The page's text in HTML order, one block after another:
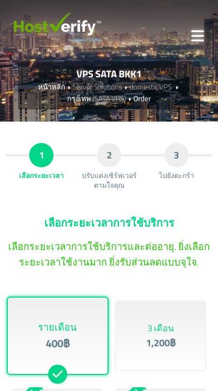
VPS SATA BKK1
หน้าหลัก Server Solutions
domestic VPS
กรุงเทพ (SATA VPS)
Order
1
เลือกระยะเวลา
2
ปรับแต่งเซิร์ฟเวอร์
ตามใจคุณ
3
ไปยังตะกร้า
เลือกระยะเวลาการใช้บริการ
เลือกระยะเวลาการใช้บริการและต่ออายุ. ยิ่งเลือก
ระยะเวลาใช้งานมาก ยิ่งรับส่วนลดแบบจุใจ.
รายเดือน
400฿
3 เดือน
1,200฿